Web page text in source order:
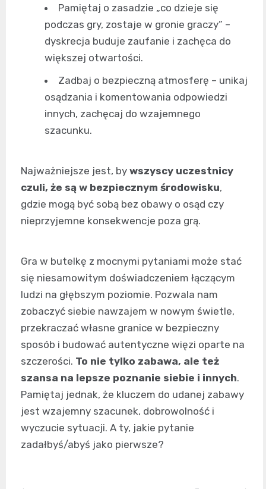
Pamiętaj o zasadzie „co dzieje się
podczas gry, zostaje w gronie graczy” –
dyskrecja buduje zaufanie i zachęca do
większej otwartości.
Zadbaj o bezpieczną atmosferę – unikaj
osądzania i komentowania odpowiedzi
innych, zachęcaj do wzajemnego
szacunku.
Najważniejsze jest, by wszyscy uczestnicy
czuli, że są w bezpiecznym środowisku,
gdzie mogą być sobą bez obawy o osąd czy
nieprzyjemne konsekwencje poza grą.
Gra w butelkę z mocnymi pytaniami może stać
się niesamowitym doświadczeniem łączącym
ludzi na głębszym poziomie. Pozwala nam
zobaczyć siebie nawzajem w nowym świetle,
przekraczać własne granice w bezpieczny
sposób i budować autentyczne więzi oparte na
szczerości. To nie tylko zabawa, ale też
szansa na lepsze poznanie siebie i innych.
Pamiętaj jednak, że kluczem do udanej zabawy
jest wzajemny szacunek, dobrowolność i
wyczucie sytuacji. A ty, jakie pytanie
zadałbyś/abyś jako pierwsze?